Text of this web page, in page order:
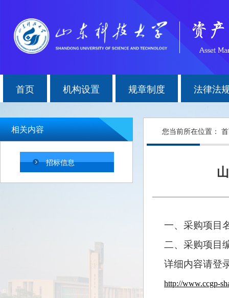
首页 机构设置 规章制度 法律法
相关内容
招标信息
您当前所在位置：
一、采购项目
二、采购项目
详细内容请登
http://www.ccgp-